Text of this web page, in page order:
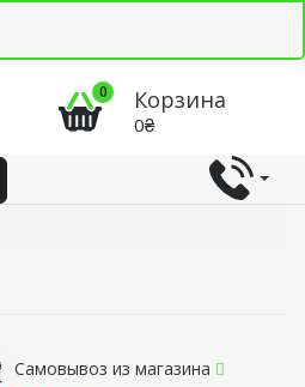
0 Корзина
0₴
Самовывоз из магазина